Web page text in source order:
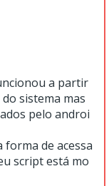
a partir
sistema mas
pelo androi
forma de acessa
script está mo